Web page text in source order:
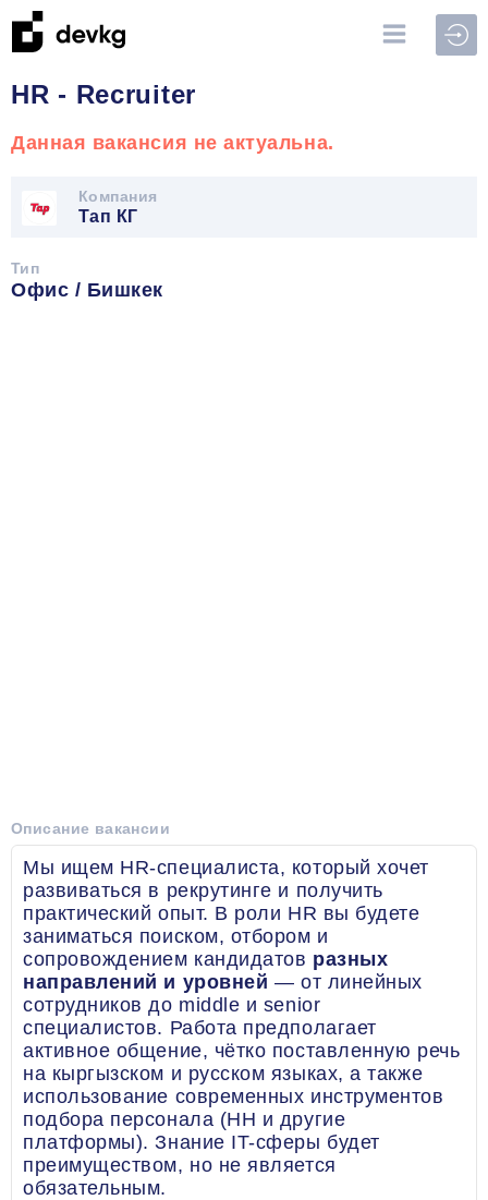
HR - Recruiter
Данная вакансия не актуальна.
Компания
Тап КГ
Тип
Офис / Бишкек
Описание вакансии
Мы ищем HR-специалиста, который хочет
развиваться в рекрутинге и получить
практический опыт. В роли HR вы будете
заниматься поиском, отбором и
сопровождением кандидатов разных
направлений и уровней — от линейных
сотрудников до middle и senior
специалистов. Работа предполагает
активное общение, чётко поставленную речь
на кыргызском и русском языках, а также
использование современных инструментов
подбора персонала (HH и другие
платформы). Знание IT-сферы будет
преимуществом, но не является
обязательным.